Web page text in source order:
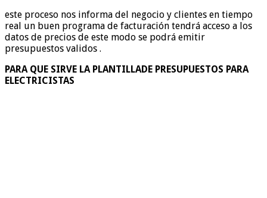
este proceso nos informa del negocio y clientes en tiempo
real un buen programa de facturación tendrá acceso a los
datos de precios de este modo se podrá emitir
presupuestos validos .
PARA QUE SIRVE LA PLANTILLADE PRESUPUESTOS PARA
ELECTRICISTAS